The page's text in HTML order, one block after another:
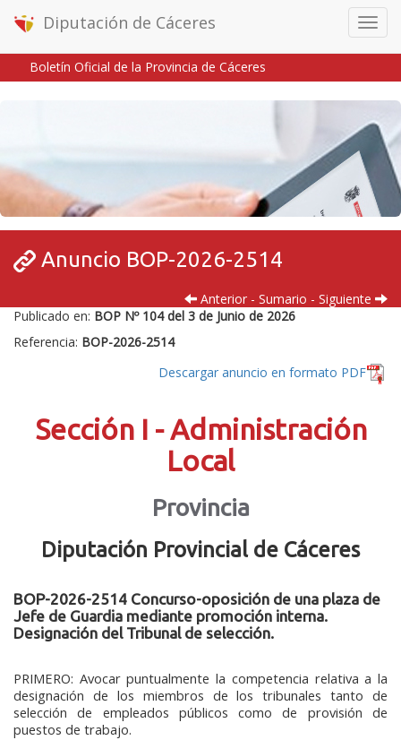
Menú
móvil
Diputación de Cáceres
Boletín Oficial de la Provincia de Cáceres
Anuncio BOP-2026-2514
Anterior - Sumario - Siguiente
Publicado en: BOP Nº 104 del 3 de Junio de 2026
Referencia: BOP-2026-2514
Descargar anuncio en formato PDF
Sección I - Administración
Local
Provincia
Diputación Provincial de Cáceres
BOP-2026-2514 Concurso-oposición de una plaza de
Jefe de Guardia mediante promoción interna.
Designación del Tribunal de selección.
PRIMERO: Avocar puntualmente la competencia relativa a la
designación de los miembros de los tribunales tanto de
selección de empleados públicos como de provisión de
puestos de trabajo.